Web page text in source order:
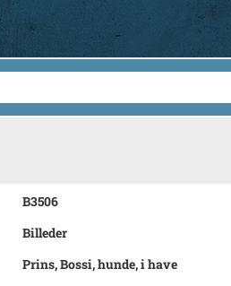
B3506
Billeder
Prins, Bossi, hunde, i have